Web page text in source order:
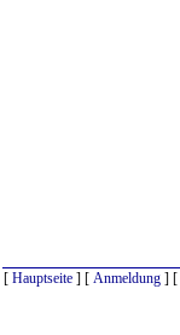
[ Hauptseite ] [ Anmeldung ] [